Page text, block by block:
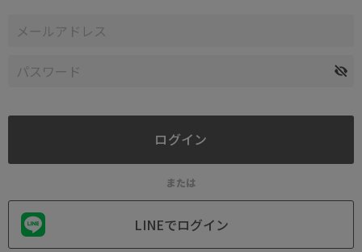
または
LINEでログイン